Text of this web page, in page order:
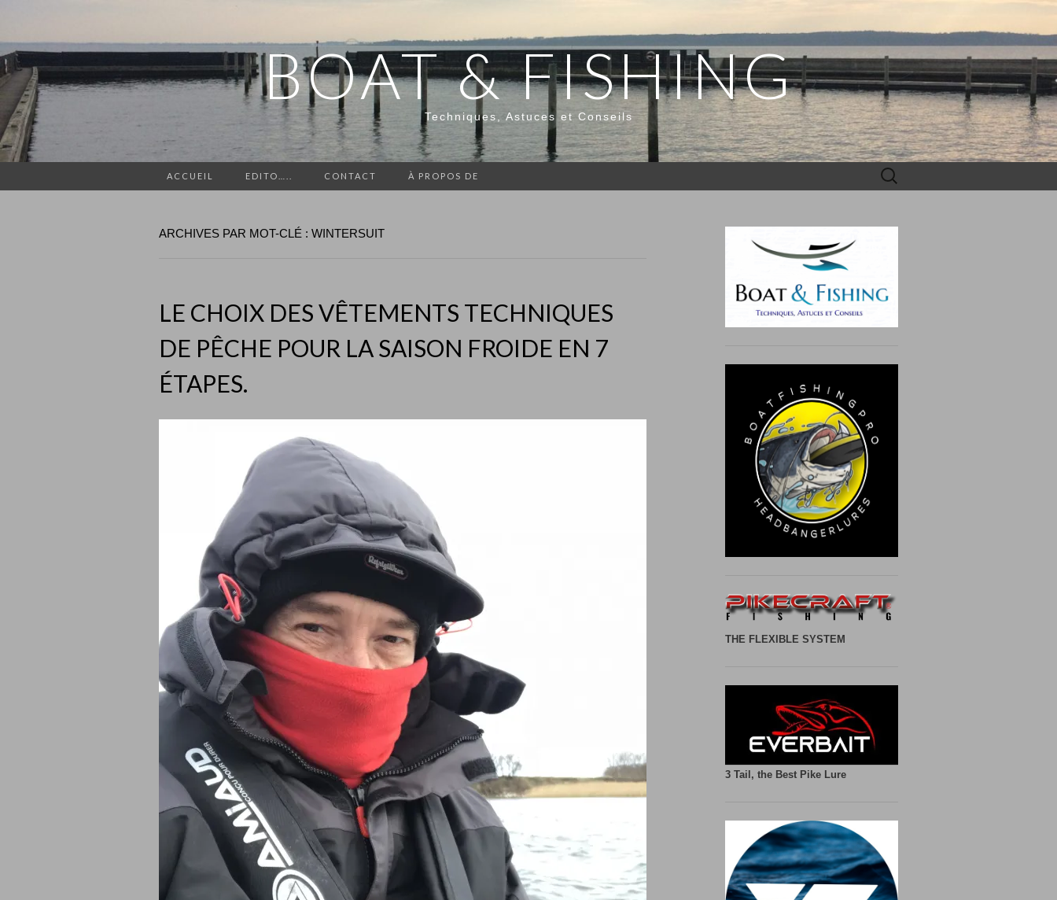
BOAT & FISHING
Techniques, Astuces et Conseils
ACCUEIL EDITO….. CONTACT À PROPOS DE Rechercher :
ARCHIVES PAR MOT-CLÉ : WINTERSUIT
LE CHOIX DES VÊTEMENTS TECHNIQUES
DE PÊCHE POUR LA SAISON FROIDE EN 7
ÉTAPES.
THE FLEXIBLE SYSTEM
3 Tail, the Best Pike Lure